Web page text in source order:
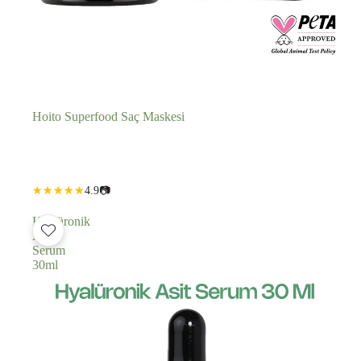
Hoito Superfood Saç Maskesi
azalt
artır
4.9📷
Hyalüronik
Asit
Serum
30ml